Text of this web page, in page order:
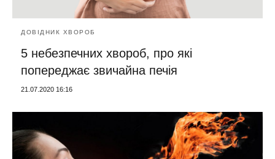
ДОВІДНИК ХВОРОБ
5 небезпечних хвороб, про які
попереджає звичайна печія
21.07.2020 16:16